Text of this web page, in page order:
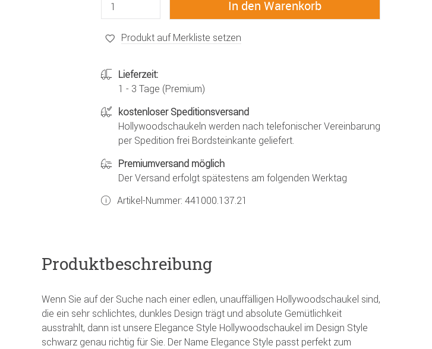
Produkt auf Merkliste setzen
Lieferzeit:
1 - 3 Tage (Premium)
kostenloser Speditionsversand
Hollywoodschaukeln werden nach telefonischer Vereinbarung
per Spedition frei Bordsteinkante geliefert.
Premiumversand möglich
Der Versand erfolgt spätestens am folgenden Werktag
Artikel-Nummer: 441000.137.21
Produktbeschreibung
Wenn Sie auf der Suche nach einer edlen, unauffälligen Hollywoodschaukel sind,
die ein sehr schlichtes, dunkles Design trägt und absolute Gemütlichkeit
ausstrahlt, dann ist unsere Elegance Style Hollywoodschaukel im Design Style
schwarz genau richtig für Sie. Der Name Elegance Style passt perfekt zum